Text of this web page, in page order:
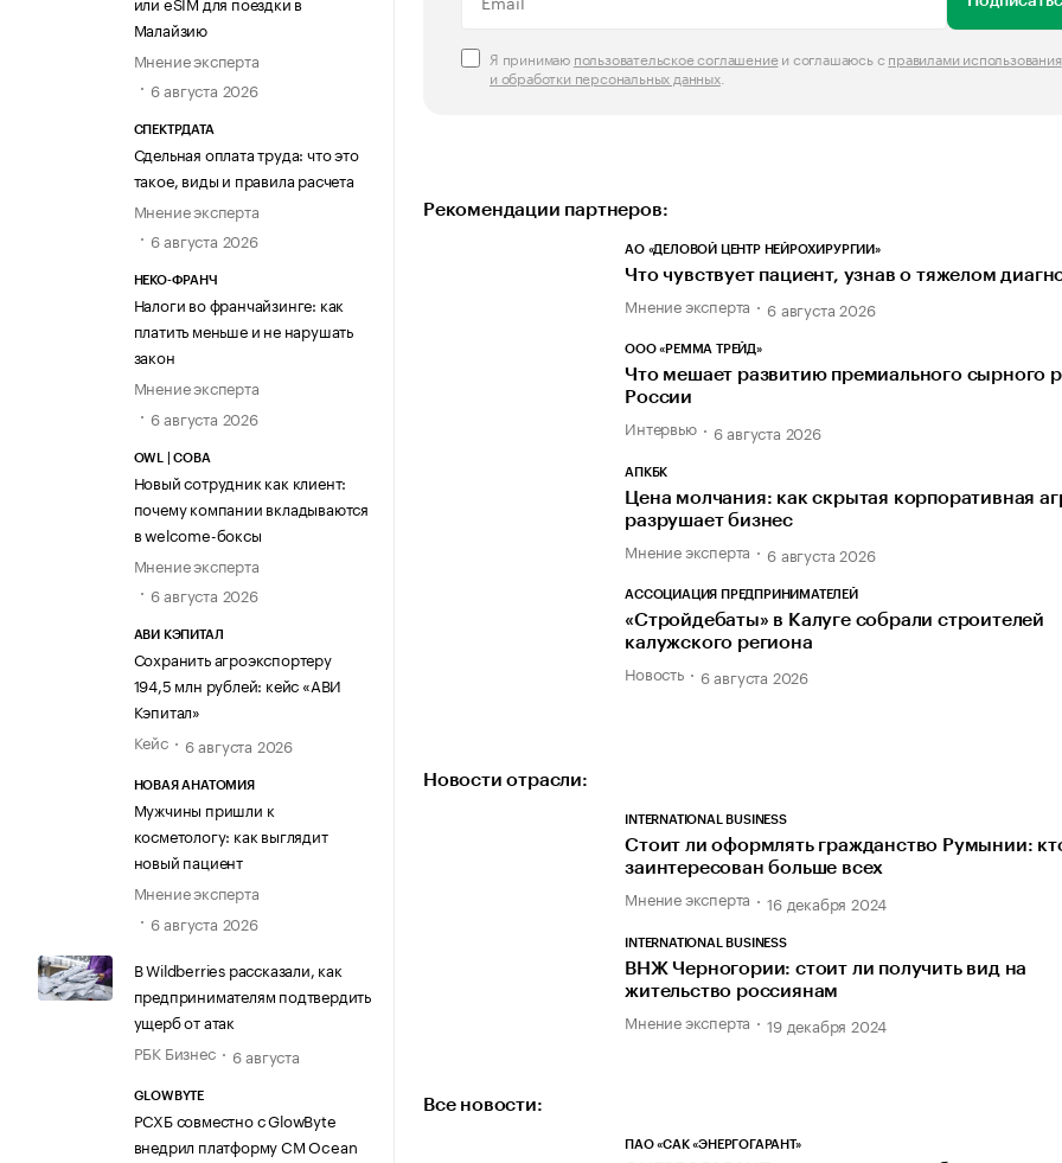
Малайзию
Мнение эксперта
6 августа 2026
СПЕКТРДАТА
Сдельная оплата труда: что это
такое, виды и правила расчета
Мнение эксперта
6 августа 2026
НЕКО-ФРАНЧ
Налоги во франчайзинге: как
платить меньше и не нарушать
закон
Мнение эксперта
6 августа 2026
OWL | СОВА
Новый сотрудник как клиент:
почему компании вкладываются
в welcome-боксы
Мнение эксперта
6 августа 2026
АВИ КЭПИТАЛ
Сохранить агроэкспортеру
194,5 млн рублей: кейс «АВИ
Кэпитал»
Кейс
6 августа 2026
НОВАЯ АНАТОМИЯ
Мужчины пришли к
косметологу: как выглядит
новый пациент
Мнение эксперта
6 августа 2026
В Wildberries рассказали, как
предпринимателям подтвердить
ущерб от атак
РБК Бизнес
6 августа
GLOWBYTE
РСХБ совместно с GlowByte
внедрил платформу CM Ocean
Я принимаю пользовательское соглашениеи соглашаюсь с правилами использования
и обработки персональных данных.
Рекомендации партнеров:
АО «ДЕЛОВОЙ ЦЕНТР НЕЙРОХИРУРГИИ»
Что чувствует пациент, узнав о тяжелом
Мнение эксперта 6 августа 2026
ООО «РЕММА ТРЕЙД»
Что мешает развитию премиального сырного
России
Интервью 6 августа 2026
АПКБК
Цена молчания: как скрытая корпоративная
разрушает бизнес
Мнение эксперта 6 августа 2026
АССОЦИАЦИЯ ПРЕДПРИНИМАТЕЛЕЙ
«Стройдебаты» в Калуге собрали строителей
калужского региона
Новость 6 августа 2026
Новости отрасли:
INTERNATIONAL BUSINESS
Стоит ли оформлять гражданство Румынии:
заинтересован больше всех
Мнение эксперта 16 декабря 2024
INTERNATIONAL BUSINESS
ВНЖ Черногории: стоит ли получить вид на
жительство россиянам
Мнение эксперта 19 декабря 2024
Все новости:
ПАО «САК «ЭНЕРГОГАРАНТ»